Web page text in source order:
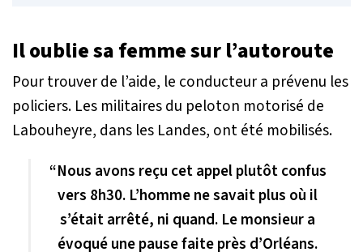
Il oublie sa femme sur l’autoroute
Pour trouver de l’aide, le conducteur a prévenu les
policiers. Les militaires du peloton motorisé de
Labouheyre, dans les Landes, ont été mobilisés.
“Nous avons reçu cet appel plutôt confus
vers 8h30. L’homme ne savait plus où il
s’était arrêté, ni quand. Le monsieur a
évoqué une pause faite près d’Orléans.